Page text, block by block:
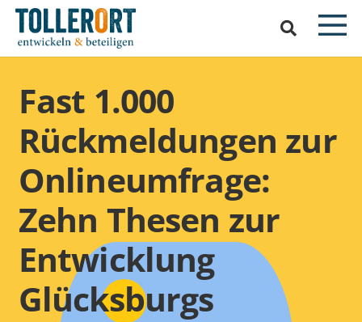
Fast 1.000
Rückmeldungen zur
Onlineumfrage:
Zehn Thesen zur
Entwicklung
Glücksburgs